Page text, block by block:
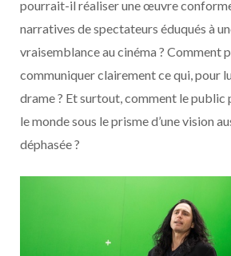
pourrait-il réaliser une œuvre
narratives de spectateurs éduqués à
vraisemblance au cinéma ? Comment
communiquer clairement ce qui, pour
drame ? Et surtout, comment le
le monde sous le prisme d’une vision
déphasée ?